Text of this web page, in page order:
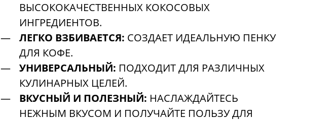
ВЫСОКОКАЧЕСТВЕННЫХ КОКОСОВЫХ
ИНГРЕДИЕНТОВ.
ЛЕГКО ВЗБИВАЕТСЯ: СОЗДАЕТ ИДЕАЛЬНУЮ ПЕНКУ
ДЛЯ КОФЕ.
УНИВЕРСАЛЬНЫЙ: ПОДХОДИТ ДЛЯ РАЗЛИЧНЫХ
КУЛИНАРНЫХ ЦЕЛЕЙ.
ВКУСНЫЙ И ПОЛЕЗНЫЙ: НАСЛАЖДАЙТЕСЬ
НЕЖНЫМ ВКУСОМ И ПОЛУЧАЙТЕ ПОЛЬЗУ ДЛЯ